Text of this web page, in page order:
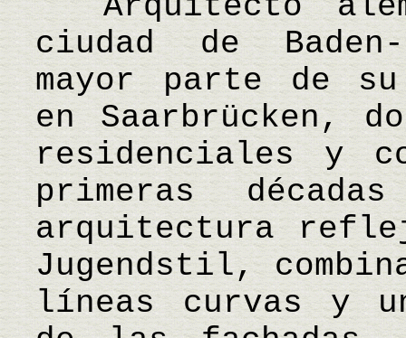
ciudad de
mayor parte de
en Saarbrücken,
residenciales y
primeras
arquitectura
Jugendstil,
líneas curvas y